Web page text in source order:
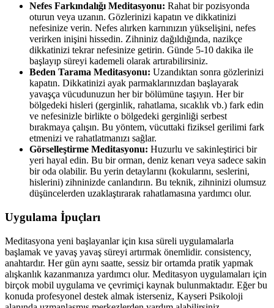
Nefes Farkındalığı Meditasyonu: Rahat bir pozisyonda
oturun veya uzanın. Gözlerinizi kapatın ve dikkatinizi
nefesinize verin. Nefes alırken karnınızın yükselişini, nefes
verirken inişini hissedin. Zihniniz dağıldığında, nazikçe
dikkatinizi tekrar nefesinize getirin. Günde 5-10 dakika ile
başlayıp süreyi kademeli olarak artırabilirsiniz.
Beden Tarama Meditasyonu: Uzandıktan sonra gözlerinizi
kapatın. Dikkatinizi ayak parmaklarınızdan başlayarak
yavaşça vücudunuzun her bir bölümüne taşıyın. Her bir
bölgedeki hisleri (gerginlik, rahatlama, sıcaklık vb.) fark edin
ve nefesinizle birlikte o bölgedeki gerginliği serbest
bırakmaya çalışın. Bu yöntem, vücuttaki fiziksel gerilimi fark
etmenizi ve rahatlatmanızı sağlar.
Görselleştirme Meditasyonu: Huzurlu ve sakinleştirici bir
yeri hayal edin. Bu bir orman, deniz kenarı veya sadece sakin
bir oda olabilir. Bu yerin detaylarını (kokularını, seslerini,
hislerini) zihninizde canlandırın. Bu teknik, zihninizi olumsuz
düşüncelerden uzaklaştırarak rahatlamasına yardımcı olur.
Uygulama İpuçları
Meditasyona yeni başlayanlar için kısa süreli uygulamalarla
başlamak ve yavaş yavaş süreyi artırmak önemlidir. consistency,
anahtardır. Her gün aynı saatte, sessiz bir ortamda pratik yapmak
alışkanlık kazanmanıza yardımcı olur. Meditasyon uygulamaları için
birçok mobil uygulama ve çevrimiçi kaynak bulunmaktadır. Eğer bu
konuda profesyonel destek almak isterseniz, Kayseri Psikoloji